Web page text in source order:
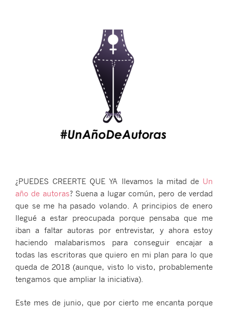
¿PUEDES CREERTE QUE YA llevamos la mitad de Un
año de autoras? Suena a lugar común, pero de verdad
que se me ha pasado volando. A principios de enero
llegué a estar preocupada porque pensaba que me
iban a faltar autoras por entrevistar, y ahora estoy
haciendo malabarismos para conseguir encajar a
todas las escritoras que quiero en mi plan para lo que
queda de 2018 (aunque, visto lo visto, probablemente
tengamos que ampliar la iniciativa).
Este mes de junio, que por cierto me encanta porque